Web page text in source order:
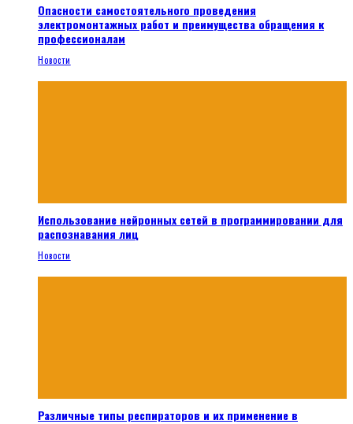
Опасности самостоятельного проведения
электромонтажных работ и преимущества обращения к
профессионалам
Новости
Использование нейронных сетей в программировании для
распознавания лиц
Новости
Различные типы респираторов и их применение в